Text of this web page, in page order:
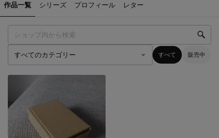
作品一覧 シリーズ プロフィール レター
すべて 販売中